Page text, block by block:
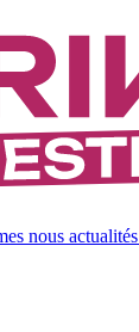
nous actualités